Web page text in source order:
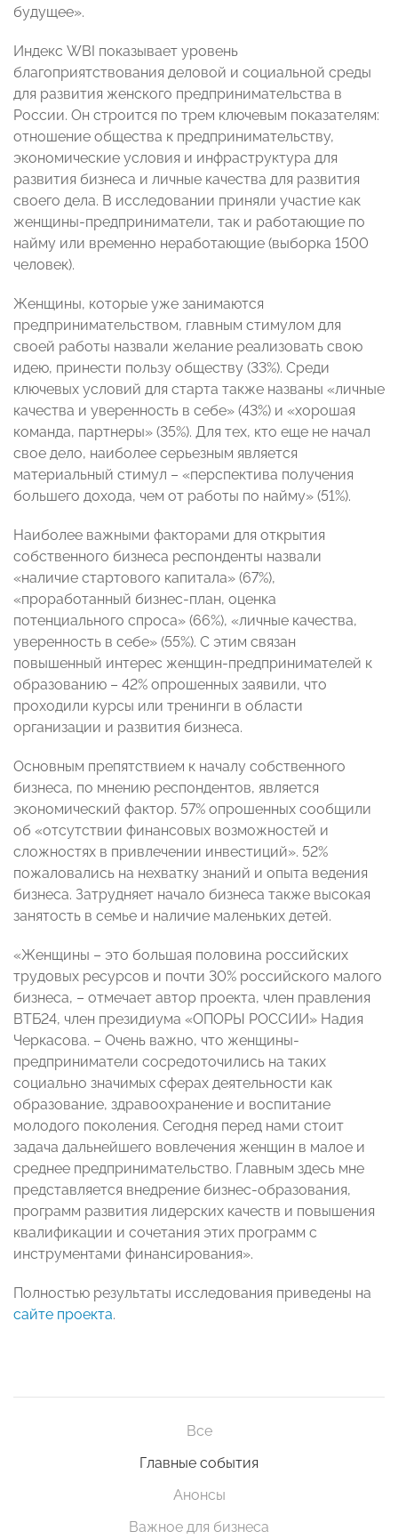
будущее».
Индекс WBI показывает уровень
благоприятствования деловой и социальной среды
для развития женского предпринимательства в
России. Он строится по трем ключевым показателям:
отношение общества к предпринимательству,
экономические условия и инфраструктура для
развития бизнеса и личные качества для развития
своего дела. В исследовании приняли участие как
женщины-предприниматели, так и работающие по
найму или временно неработающие (выборка 1500
человек).
Женщины, которые уже занимаются
предпринимательством, главным стимулом для
своей работы назвали желание реализовать свою
идею, принести пользу обществу (33%). Среди
ключевых условий для старта также названы «личные
качества и уверенность в себе» (43%) и «хорошая
команда, партнеры» (35%). Для тех, кто еще не начал
свое дело, наиболее серьезным является
материальный стимул – «перспектива получения
большего дохода, чем от работы по найму» (51%).
Наиболее важными факторами для открытия
собственного бизнеса респонденты назвали
«наличие стартового капитала» (67%),
«проработанный бизнес-план, оценка
потенциального спроса» (66%), «личные качества,
уверенность в себе» (55%). С этим связан
повышенный интерес женщин-предпринимателей к
образованию – 42% опрошенных заявили, что
проходили курсы или тренинги в области
организации и развития бизнеса.
Основным препятствием к началу собственного
бизнеса, по мнению респондентов, является
экономический фактор. 57% опрошенных сообщили
об «отсутствии финансовых возможностей и
сложностях в привлечении инвестиций». 52%
пожаловались на нехватку знаний и опыта ведения
бизнеса. Затрудняет начало бизнеса также высокая
занятость в семье и наличие маленьких детей.
«Женщины – это большая половина российских
трудовых ресурсов и почти 30% российского малого
бизнеса, – отмечает автор проекта, член правления
ВТБ24, член президиума «ОПОРЫ РОССИИ» Надия
Черкасова. – Очень важно, что женщины-
предприниматели сосредоточились на таких
социально значимых сферах деятельности как
образование, здравоохранение и воспитание
молодого поколения. Сегодня перед нами стоит
задача дальнейшего вовлечения женщин в малое и
среднее предпринимательство. Главным здесь мне
представляется внедрение бизнес-образования,
программ развития лидерских качеств и повышения
квалификации и сочетания этих программ с
инструментами финансирования».
Полностью результаты исследования приведены на
сайте проекта.
Все
Главные события
Анонсы
Важное для бизнеса